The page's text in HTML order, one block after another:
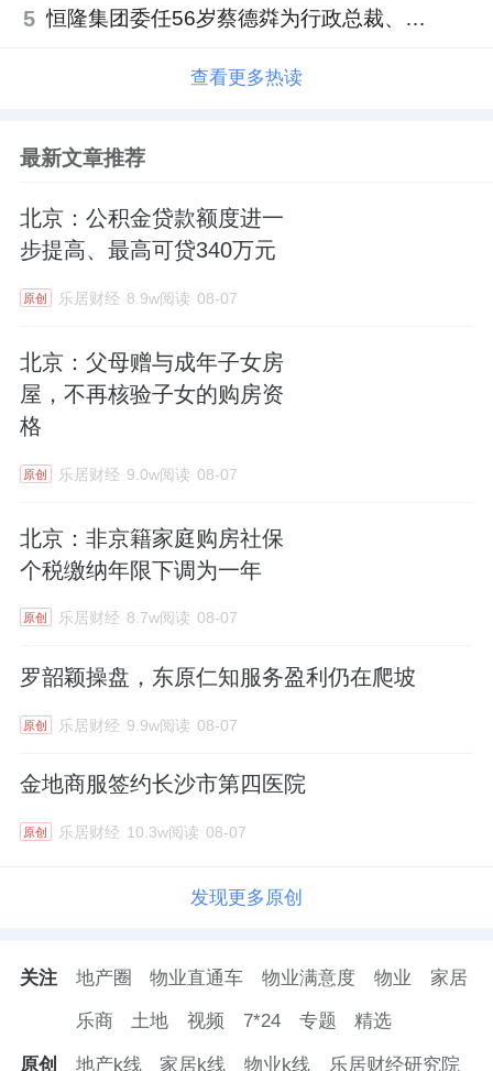
5 恒隆集团委任56岁蔡德粦为行政总裁、年薪2052万港元，曾任星巴克中国CEO
查看更多热读
最新文章推荐
北京：公积金贷款额度进一
步提高、最高可贷340万元
原创 乐居财经 8.9w阅读 08-07
北京：父母赠与成年子女房
屋，不再核验子女的购房资
格
原创 乐居财经 9.0w阅读 08-07
北京：非京籍家庭购房社保
个税缴纳年限下调为一年
原创 乐居财经 8.7w阅读 08-07
罗韶颖操盘，东原仁知服务盈利仍在爬坡
原创 乐居财经 9.9w阅读 08-07
金地商服签约长沙市第四医院
原创 乐居财经 10.3w阅读 08-07
发现更多原创
关注 地产圈 物业直通车 物业满意度 物业 家居
乐商 土地 视频 7*24 专题 精选
原创 地产k线 家居k线 物业k线 乐居财经研究院